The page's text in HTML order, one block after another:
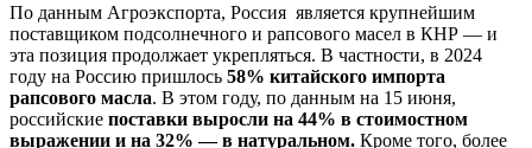
По данным Агроэкспорта, Россия является крупнейшим
поставщиком подсолнечного и рапсового масел в КНР — и
эта позиция продолжает укрепляться. В частности, в 2024
году на Россию пришлось 58% китайского импорта
рапсового масла. В этом году, по данным на 15 июня,
российские поставки выросли на 44% в стоимостном
выражении и на 32% — в натуральном. Кроме того, более